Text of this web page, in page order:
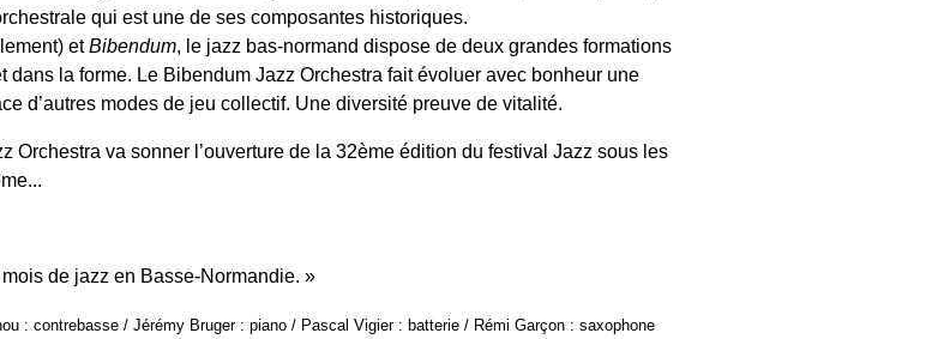
qui est une de ses composantes historiques.
etBibendum, le jazz bas-normand dispose de deux grandes formations
dans la forme. Le Bibendum Jazz Orchestra fait évoluer avec bonheur une
d’autres modes de jeu collectif. Une diversité preuve de vitalité.
Orchestra va sonner l’ouverture de la 32ème édition du festival Jazz sous les
de jazz en Basse-Normandie.
: contrebasse / Jérémy Bruger : piano / Pascal Vigier : batterie / Rémi Garçon : saxophone